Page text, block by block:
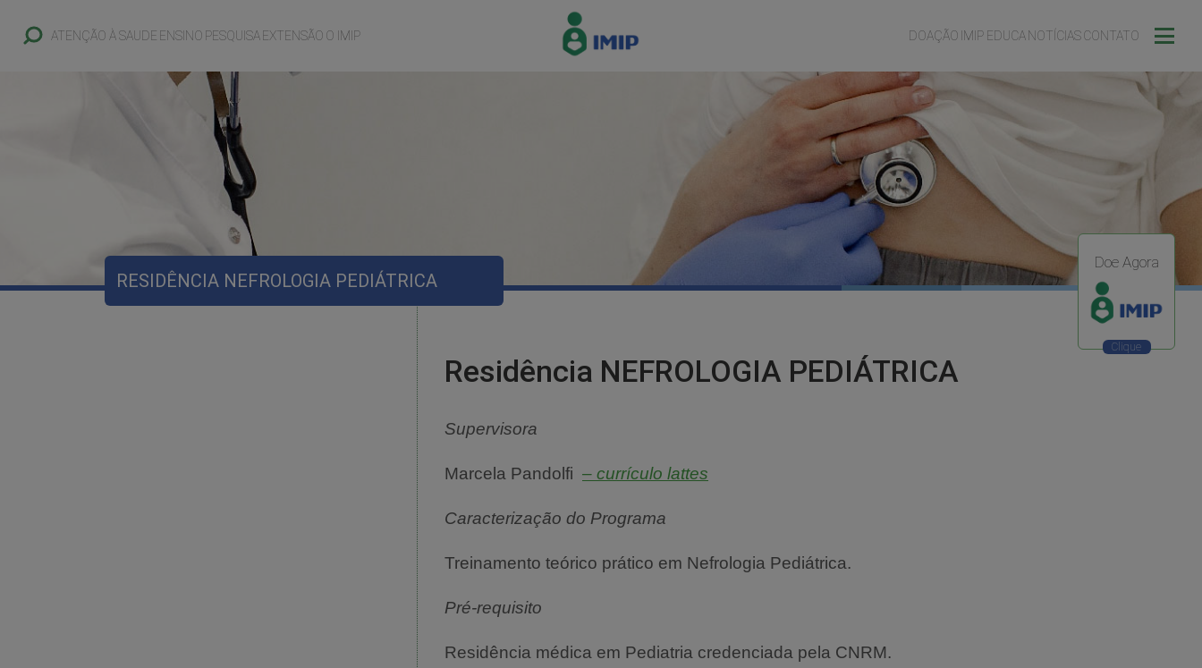
ATENÇÃO À SAUDE ENSINO PESQUISAEXTENSÃO O IMIP DOAÇÃO IMIP EDUCANOTÍCIASCONTATO
RESIDÊNCIA NEFROLOGIA PEDIÁTRICA
Doe Agora
Residência NEFROLOGIA PEDIÁTRICA
Supervisora
Marcela Pandolfi – currículo lattes
Caracterização do Programa
Treinamento teórico prático em Nefrologia Pediátrica.
Pré-requisito
Residência médica em Pediatria credenciada pela CNRM.